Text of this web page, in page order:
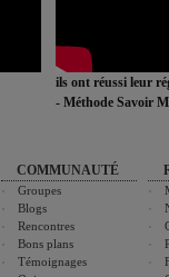
ils ont réussi leur
- Méthode Savoir
COMMUNAUTÉ
Groupes
Blogs
Rencontres
Bons plans
Témoignages